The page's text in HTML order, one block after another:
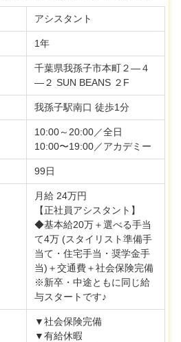
アシスタント
1年
千葉県我孫子市本町２―４
―２ SUN BEANS ２F
我孫子駅南口 徒歩1分
10:00～20:00／全日
10:00〜19:00／アカデミー
99日
月給 24万円
【正社員アシスタント】
◆基本給20万＋選べる手当
て4万 (スタイリスト準備手
当て・住宅手当・奨学金手
当)＋交通費＋社会保険完備
※新卒・中途ともに同じ給
与スタートです♪
▼社会保険完備
▼有給休暇